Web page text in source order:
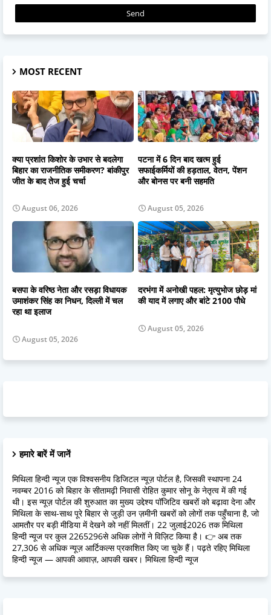
MOST RECENT
क्या प्रशांत किशोर के उभार से बदलेगा
बिहार का राजनीतिक समीकरण? बांकीपुर
जीत के बाद तेज हुई चर्चा
August 06, 2026
पटना में 6 दिन बाद खत्म हुई
सफाईकर्मियों की हड़ताल, वेतन, पेंशन
और बोनस पर बनी सहमति
August 05, 2026
बसपा के वरिष्ठ नेता और रसड़ा विधायक
उमाशंकर सिंह का निधन, दिल्ली में चल
रहा था इलाज
August 05, 2026
दरभंगा में अनोखी पहल: मृत्युभोज छोड़ मां
की याद में लगाए और बांटे 2100 पौधे
August 05, 2026
हमारे बारें में जानें
मिथिला हिन्दी न्यूज एक विश्वसनीय डिजिटल न्यूज़ पोर्टल है, जिसकी स्थापना 24
नवम्बर 2016 को बिहार के सीतामढ़ी निवासी रोहित कुमार सोनू के नेतृत्व में की गई
थी। इस न्यूज़ पोर्टल की शुरुआत का मुख्य उद्देश्य पॉजिटिव खबरों को बढ़ावा देना और
मिथिला के साथ-साथ पूरे बिहार से जुड़ी उन ज़मीनी खबरों को लोगों तक पहुँचाना है, जो
आमतौर पर बड़ी मीडिया में देखने को नहीं मिलतीं। 22 जुलाई2026 तक मिथिला
हिन्दी न्यूज पर कुल 2265296से अधिक लोगों ने विज़िट किया है। 👉 अब तक
27,306 से अधिक न्यूज़ आर्टिकल्स प्रकाशित किए जा चुके हैं। पढ़ते रहिए मिथिला
हिन्दी न्यूज — आपकी आवाज़, आपकी खबर। मिथिला हिन्दी न्यूज